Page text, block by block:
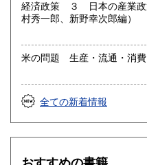
経済政策 ３ 日本の産業政策（有斐
村秀一郎、新野幸次郎編）
全ての新着情報